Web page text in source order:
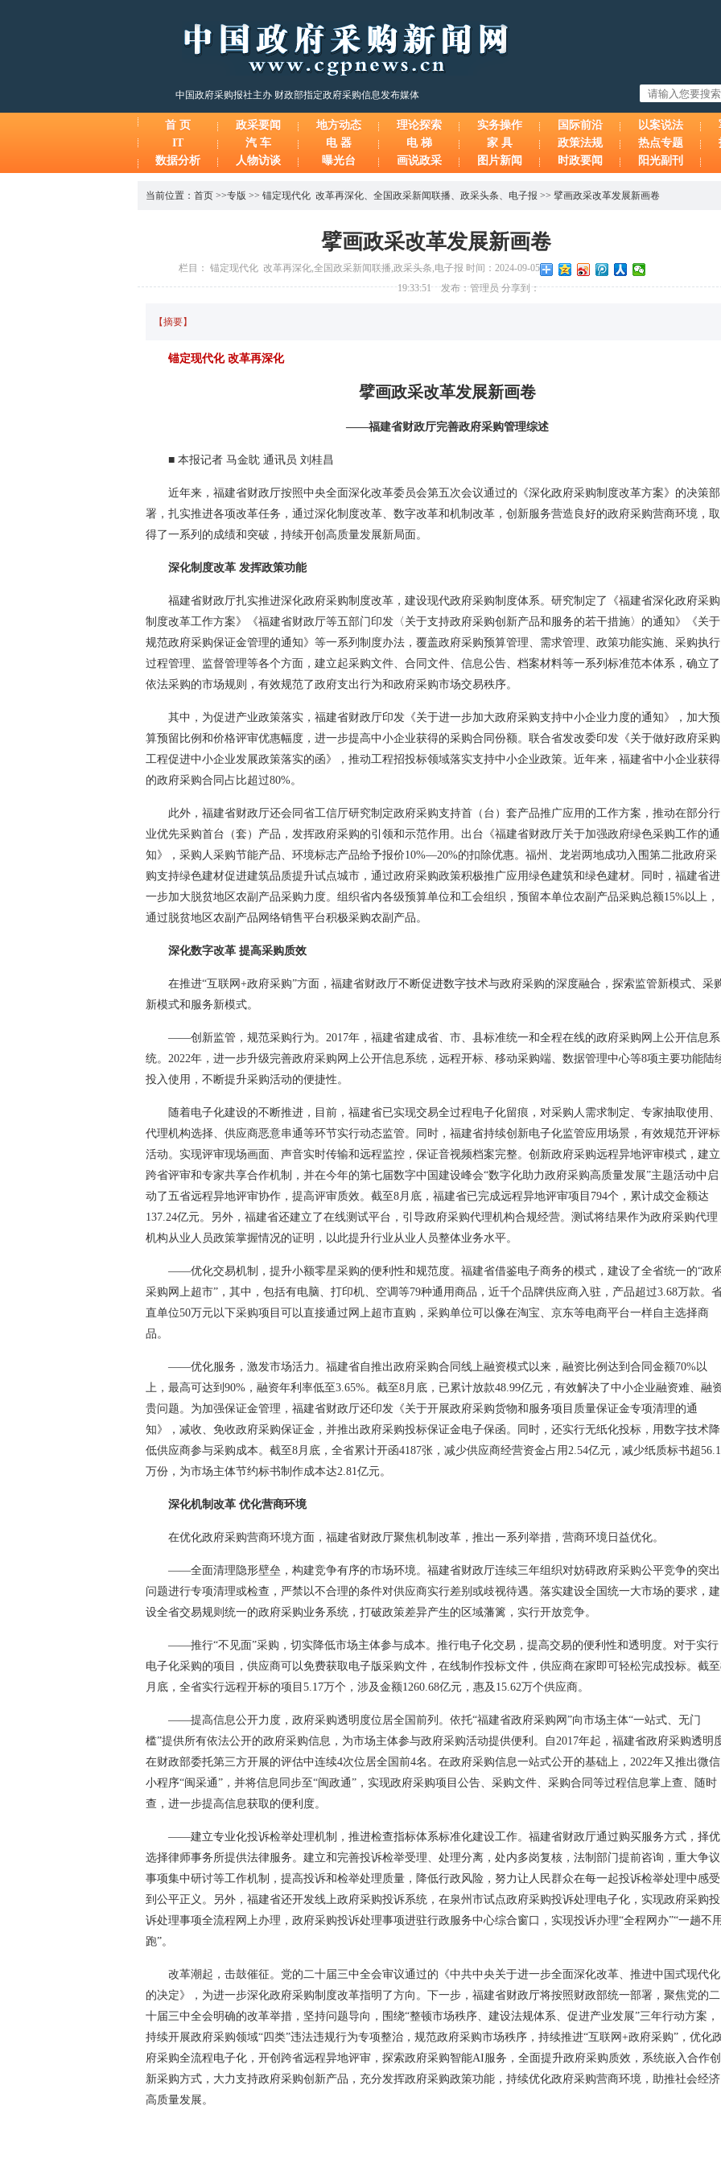
中国政府采购报社主办 财政部指定政府采购信息发布媒体
首 页 政采要闻 地方动态 理论探索 实务操作 国际前沿 以案说法
IT
汽 车 电 器 电 梯 家 具 政策法规 热点专题
数据分析
人物访谈 曝光台 画说政采 图片新闻 时政要闻 阳光副刊
当前位置： 首页 >>专版 >> 锚定现代化 改革再深化、 全国政采新闻联播、 政采头条、 电子报 >> 擘画政采改革发展新画卷
擘画政采改革发展新画卷
栏目： 锚定现代化 改革再深化,全国政采新闻联播,政采头条,电子报 时间：2024-09-05
19:33:51 发布：管理员 分享到：
【摘要】
锚定现代化 改革再深化
擘画政采改革发展新画卷
——福建省财政厅完善政府采购管理综述
■ 本报记者 马金眈 通讯员 刘桂昌
近年来，福建省财政厅按照中央全面深化改革委员会第五次会议通过的《深化政府采购制度改革方案》的决策部
署，扎实推进各项改革任务，通过深化制度改革、数字改革和机制改革，创新服务营造良好的政府采购营商环境，取
得了一系列的成绩和突破，持续开创高质量发展新局面。
深化制度改革 发挥政策功能
福建省财政厅扎实推进深化政府采购制度改革，建设现代政府采购制度体系。研究制定了《福建省深化政府采购
制度改革工作方案》《福建省财政厅等五部门印发〈关于支持政府采购创新产品和服务的若干措施〉的通知》《关于
规范政府采购保证金管理的通知》等一系列制度办法，覆盖政府采购预算管理、需求管理、政策功能实施、采购执行
过程管理、监督管理等各个方面，建立起采购文件、合同文件、信息公告、档案材料等一系列标准范本体系，确立了
依法采购的市场规则，有效规范了政府支出行为和政府采购市场交易秩序。
其中，为促进产业政策落实，福建省财政厅印发《关于进一步加大政府采购支持中小企业力度的通知》，加大预
算预留比例和价格评审优惠幅度，进一步提高中小企业获得的采购合同份额。联合省发改委印发《关于做好政府采购
工程促进中小企业发展政策落实的函》，推动工程招投标领域落实支持中小企业政策。近年来，福建省中小企业获得
的政府采购合同占比超过80%。
此外，福建省财政厅还会同省工信厅研究制定政府采购支持首（台）套产品推广应用的工作方案，推动在部分行
业优先采购首台（套）产品，发挥政府采购的引领和示范作用。出台《福建省财政厅关于加强政府绿色采购工作的通
知》，采购人采购节能产品、环境标志产品给予报价10%—20%的扣除优惠。福州、龙岩两地成功入围第二批政府采
购支持绿色建材促进建筑品质提升试点城市，通过政府采购政策积极推广应用绿色建筑和绿色建材。同时，福建省进
一步加大脱贫地区农副产品采购力度。组织省内各级预算单位和工会组织，预留本单位农副产品采购总额15%以上，
通过脱贫地区农副产品网络销售平台积极采购农副产品。
深化数字改革 提高采购质效
在推进“互联网+政府采购”方面，福建省财政厅不断促进数字技术与政府采购的深度融合，探索监管新模式、采
新模式和服务新模式。
——创新监管，规范采购行为。2017年，福建省建成省、市、县标准统一和全程在线的政府采购网上公开信息系
统。2022年，进一步升级完善政府采购网上公开信息系统，远程开标、移动采购端、数据管理中心等8项主要功能陆
投入使用，不断提升采购活动的便捷性。
随着电子化建设的不断推进，目前，福建省已实现交易全过程电子化留痕，对采购人需求制定、专家抽取使用、
代理机构选择、供应商恶意串通等环节实行动态监管。同时，福建省持续创新电子化监管应用场景，有效规范开评标
活动。实现评审现场画面、声音实时传输和远程监控，保证音视频档案完整。创新政府采购远程异地评审模式，建立
跨省评审和专家共享合作机制，并在今年的第七届数字中国建设峰会“数字化助力政府采购高质量发展”主题活动中启
动了五省远程异地评审协作，提高评审质效。截至8月底，福建省已完成远程异地评审项目794个，累计成交金额达
137.24亿元。另外，福建省还建立了在线测试平台，引导政府采购代理机构合规经营。测试将结果作为政府采购代理
机构从业人员政策掌握情况的证明，以此提升行业从业人员整体业务水平。
——优化交易机制，提升小额零星采购的便利性和规范度。福建省借鉴电子商务的模式，建设了全省统一的“政
采购网上超市”，其中，包括有电脑、打印机、空调等79种通用商品，近千个品牌供应商入驻，产品超过3.68万款。
直单位50万元以下采购项目可以直接通过网上超市直购，采购单位可以像在淘宝、京东等电商平台一样自主选择商
品。
——优化服务，激发市场活力。福建省自推出政府采购合同线上融资模式以来，融资比例达到合同金额70%以
上，最高可达到90%，融资年利率低至3.65%。截至8月底，已累计放款48.99亿元，有效解决了中小企业融资难、融
贵问题。为加强保证金管理，福建省财政厅还印发《关于开展政府采购货物和服务项目质量保证金专项清理的通
知》，减收、免收政府采购保证金，并推出政府采购投标保证金电子保函。同时，还实行无纸化投标，用数字技术降
低供应商参与采购成本。截至8月底，全省累计开函4187张，减少供应商经营资金占用2.54亿元，减少纸质标书超
万份，为市场主体节约标书制作成本达2.81亿元。
深化机制改革 优化营商环境
在优化政府采购营商环境方面，福建省财政厅聚焦机制改革，推出一系列举措，营商环境日益优化。
——全面清理隐形壁垒，构建竞争有序的市场环境。福建省财政厅连续三年组织对妨碍政府采购公平竞争的突出
问题进行专项清理或检查，严禁以不合理的条件对供应商实行差别或歧视待遇。落实建设全国统一大市场的要求，建
设全省交易规则统一的政府采购业务系统，打破政策差异产生的区域藩篱，实行开放竞争。
——推行“不见面”采购，切实降低市场主体参与成本。推行电子化交易，提高交易的便利性和透明度。对于实行
电子化采购的项目，供应商可以免费获取电子版采购文件，在线制作投标文件，供应商在家即可轻松完成投标。截
月底，全省实行远程开标的项目5.17万个，涉及金额1260.68亿元，惠及15.62万个供应商。
——提高信息公开力度，政府采购透明度位居全国前列。依托“福建省政府采购网”向市场主体“一站式、无门
槛”提供所有依法公开的政府采购信息，为市场主体参与政府采购活动提供便利。自2017年起，福建省政府采购透明
在财政部委托第三方开展的评估中连续4次位居全国前4名。在政府采购信息一站式公开的基础上，2022年又推出微信
小程序“闽采通”，并将信息同步至“闽政通”，实现政府采购项目公告、采购文件、采购合同等过程信息掌上查、随时
查，进一步提高信息获取的便利度。
——建立专业化投诉检举处理机制，推进检查指标体系标准化建设工作。福建省财政厅通过购买服务方式，择优
选择律师事务所提供法律服务。建立和完善投诉检举受理、处理分离，处内多岗复核，法制部门提前咨询，重大争议
事项集中研讨等工作机制，提高投诉和检举处理质量，降低行政风险，努力让人民群众在每一起投诉检举处理中感受
到公平正义。另外，福建省还开发线上政府采购投诉系统，在泉州市试点政府采购投诉处理电子化，实现政府采购投
诉处理事项全流程网上办理，政府采购投诉处理事项进驻行政服务中心综合窗口，实现投诉办理“全程网办”“一趟不用
跑”。
改革潮起，击鼓催征。党的二十届三中全会审议通过的《中共中央关于进一步全面深化改革、推进中国式现代化
的决定》，为进一步深化政府采购制度改革指明了方向。下一步，福建省财政厅将按照财政部统一部署，聚焦党的二
十届三中全会明确的改革举措，坚持问题导向，围绕“整顿市场秩序、建设法规体系、促进产业发展”三年行动方案，
持续开展政府采购领域“四类”违法违规行为专项整治，规范政府采购市场秩序，持续推进“互联网+政府采购”，优化
府采购全流程电子化，开创跨省远程异地评审，探索政府采购智能AI服务，全面提升政府采购质效，系统嵌入合作创
新采购方式，大力支持政府采购创新产品，充分发挥政府采购政策功能，持续优化政府采购营商环境，助推社会经济
高质量发展。